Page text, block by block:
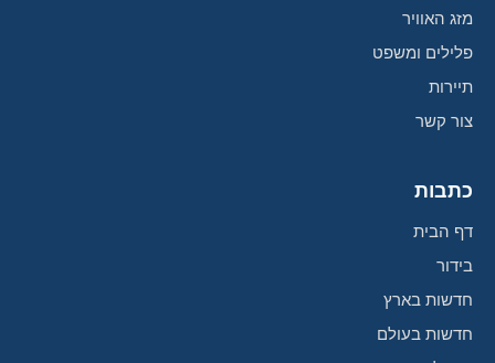
מזג האוויר
פלילים ומשפט
תיירות
צור קשר
כתבות
דף הבית
בידור
חדשות בארץ
חדשות בעולם